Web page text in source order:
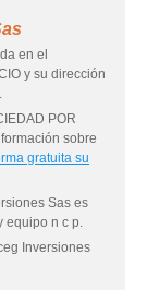
en el
y su dirección
POR
sobre
gratuita su
Sas es
equipo n c p.
Inversiones